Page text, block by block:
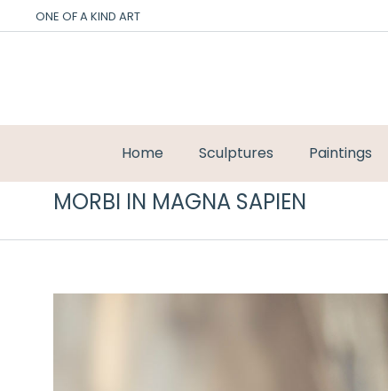
ONE OF A KIND ART
Home Sculptures Paintings
MORBI IN MAGNA SAPIEN